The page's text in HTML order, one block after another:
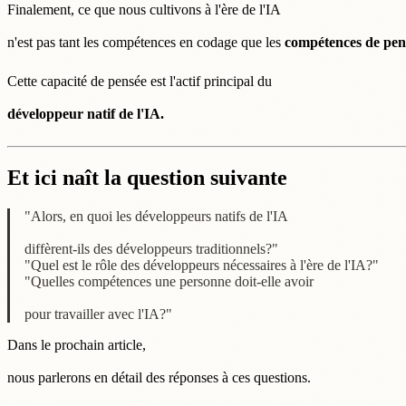
Finalement, ce que nous cultivons à l'ère de l'IA
n'est pas tant les compétences en codage que les compétences de
Cette capacité de pensée est l'actif principal du
développeur natif de l'IA.
Et ici naît la question suivante
"Alors, en quoi les développeurs natifs de l'IA
diffèrent-ils des développeurs traditionnels?"
"Quel est le rôle des développeurs nécessaires à l'ère de l'IA?"
"Quelles compétences une personne doit-elle avoir
pour travailler avec l'IA?"
Dans le prochain article,
nous parlerons en détail des réponses à ces questions.